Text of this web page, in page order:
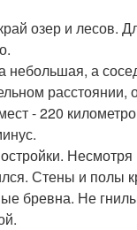
озер и лесов.
а
расстоянии,
- 220
Несмотря
Стены и полы
бревна. Не